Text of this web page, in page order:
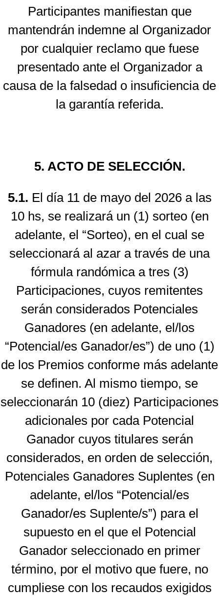
Participantes manifiestan que
mantendrán indemne al Organizador
por cualquier reclamo que fuese
presentado ante el Organizador a
causa de la falsedad o insuficiencia de
la garantía referida.
5. ACTO DE SELECCIÓN.
5.1. El día 11 de mayo del 2026 a las
10 hs, se realizará un (1) sorteo (en
adelante, el “Sorteo), en el cual se
seleccionará al azar a través de una
fórmula randómica a tres (3)
Participaciones, cuyos remitentes
serán considerados Potenciales
Ganadores (en adelante, el/los
“Potencial/es Ganador/es”) de uno (1)
de los Premios conforme más adelante
se definen. Al mismo tiempo, se
seleccionarán 10 (diez) Participaciones
adicionales por cada Potencial
Ganador cuyos titulares serán
considerados, en orden de selección,
Potenciales Ganadores Suplentes (en
adelante, el/los “Potencial/es
Ganador/es Suplente/s”) para el
supuesto en el que el Potencial
Ganador seleccionado en primer
término, por el motivo que fuere, no
cumpliese con los recaudos exigidos